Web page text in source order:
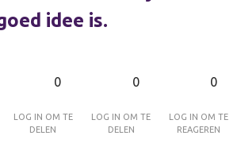
idee is.
0
Log in om te
delen
0
Log in om te
delen
0
Log in om te
reageren